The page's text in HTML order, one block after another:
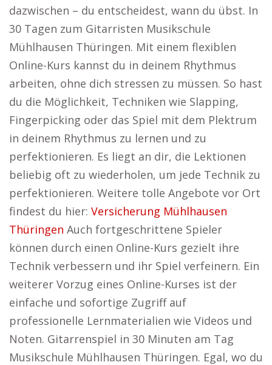
dazwischen – du entscheidest, wann du übst. In
30 Tagen zum Gitarristen Musikschule
Mühlhausen Thüringen. Mit einem flexiblen
Online-Kurs kannst du in deinem Rhythmus
arbeiten, ohne dich stressen zu müssen. So hast
du die Möglichkeit, Techniken wie Slapping,
Fingerpicking oder das Spiel mit dem Plektrum
in deinem Rhythmus zu lernen und zu
perfektionieren. Es liegt an dir, die Lektionen
beliebig oft zu wiederholen, um jede Technik zu
perfektionieren. Weitere tolle Angebote vor Ort
findest du hier: Versicherung Mühlhausen
Thüringen Auch fortgeschrittene Spieler
können durch einen Online-Kurs gezielt ihre
Technik verbessern und ihr Spiel verfeinern. Ein
weiterer Vorzug eines Online-Kurses ist der
einfache und sofortige Zugriff auf
professionelle Lernmaterialien wie Videos und
Noten. Gitarrenspiel in 30 Minuten am Tag
Musikschule Mühlhausen Thüringen. Egal, wo du